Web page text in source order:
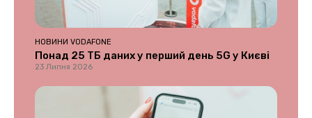
НОВИНИ VODAFONE
Понад 25 ТБ даних у перший день 5G у Києві
23 Липня 2026